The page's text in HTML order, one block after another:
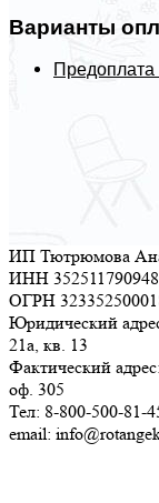
Варианты
ИП Тютрюмова
ИНН 352511790948
ОГРН
Юридический
21а, кв. 13
Фактический
оф. 305
Тел: 8-800-500-81-
email:
Соглашение об